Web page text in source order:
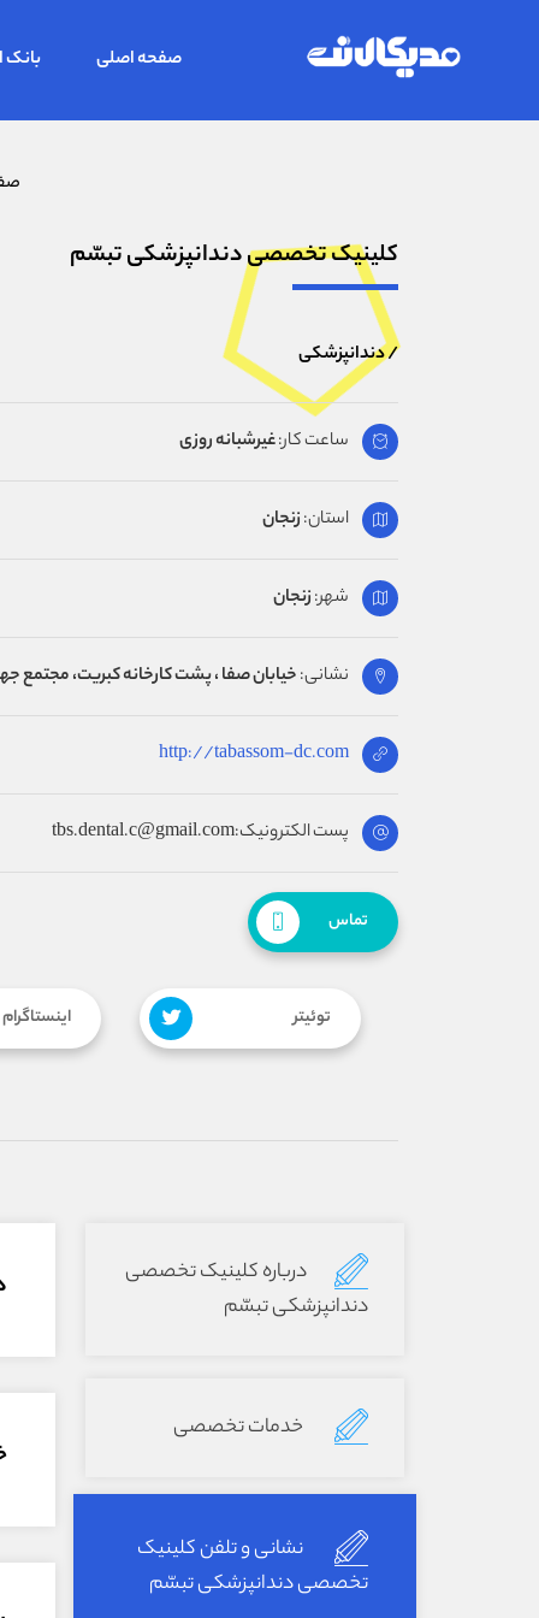
صفحه اصلی بانک
کلینیک تخصصی دندانپزشکی تبسّم
/ دندانپزشکی
ساعت کار:غیرشبانه روزی
استان:زنجان
شهر:زنجان
نشانی:خیابان صفا ، پشت کارخانه کبریت، مجتمع
http://tabassom-dc.com
پست الکترونیک:tbs.dental.c@gmail.com
تماس
توئیتر اینستاگرام
درباره کلینیک تخصصی
دندانپزشکی تبسّم
خدمات تخصصی
نشانی و تلفن کلینیک
تخصصی دندانپزشکی تبسّم